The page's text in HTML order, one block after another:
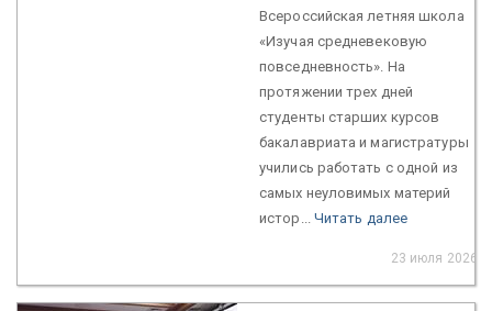
Всероссийская летняя школа
«Изучая средневековую
повседневность». На
протяжении трех дней
студенты старших курсов
бакалавриата и магистратуры
учились работать с одной из
самых неуловимых материй
истор... Читать далее
23 июля 2026